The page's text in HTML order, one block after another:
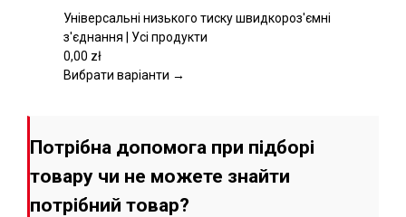
Параметри
можна
на
Універсальні низького тиску швидкороз'ємні
з'єднання | Усі продукти
0,00 zł
Вибрати варіанти →
Потрібна допомога при підборі
товару чи не можете знайти
потрібний товар?